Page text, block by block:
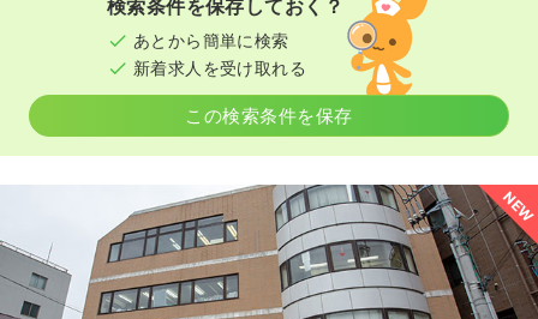
検索条件を保存しておく？
あとから簡単に検索
新着求人を受け取れる
この検索条件を保存
NEW